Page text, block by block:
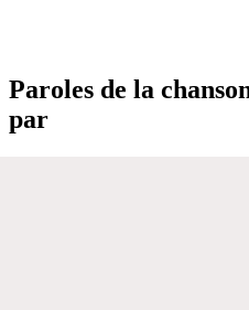
Paroles de la
par